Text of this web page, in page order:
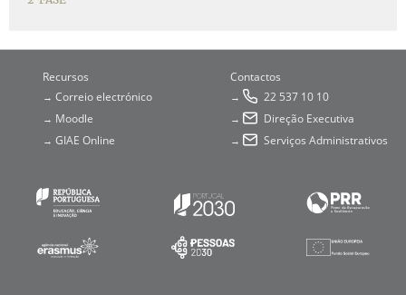
Recursos
→ Correio electrónico
→ Moodle
→ GIAE Online
Contactos
→ 22 537 10 10
→ Direção Executiva
→ Serviços Administrativos